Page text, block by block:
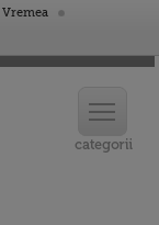
Vremea